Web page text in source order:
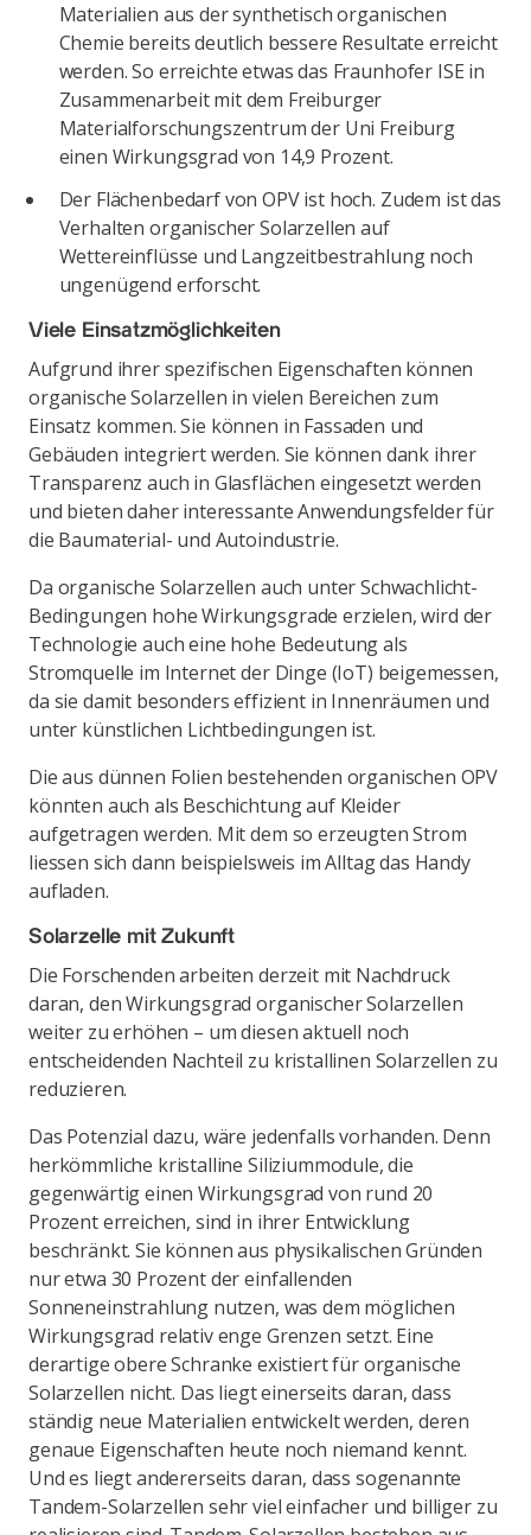
Materialien aus der synthetisch organischen
Chemie bereits deutlich bessere Resultate erreicht
werden. So erreichte etwas das Fraunhofer ISE in
Zusammenarbeit mit dem Freiburger
Materialforschungszentrum der Uni Freiburg
einen Wirkungsgrad von 14,9 Prozent.
Der Flächenbedarf von OPV ist hoch. Zudem ist das
Verhalten organischer Solarzellen auf
Wettereinflüsse und Langzeitbestrahlung noch
ungenügend erforscht.
Viele Einsatzmöglichkeiten
Aufgrund ihrer spezifischen Eigenschaften können
organische Solarzellen in vielen Bereichen zum
Einsatz kommen. Sie können in Fassaden und
Gebäuden integriert werden. Sie können dank ihrer
Transparenz auch in Glasflächen eingesetzt werden
und bieten daher interessante Anwendungsfelder für
die Baumaterial- und Autoindustrie.
Da organische Solarzellen auch unter Schwachlicht-
Bedingungen hohe Wirkungsgrade erzielen, wird der
Technologie auch eine hohe Bedeutung als
Stromquelle im Internet der Dinge (IoT) beigemessen,
da sie damit besonders effizient in Innenräumen und
unter künstlichen Lichtbedingungen ist.
Die aus dünnen Folien bestehenden organischen OPV
könnten auch als Beschichtung auf Kleider
aufgetragen werden. Mit dem so erzeugten Strom
liessen sich dann beispielsweis im Alltag das Handy
aufladen.
Solarzelle mit Zukunft
Die Forschenden arbeiten derzeit mit Nachdruck
daran, den Wirkungsgrad organischer Solarzellen
weiter zu erhöhen – um diesen aktuell noch
entscheidenden Nachteil zu kristallinen Solarzellen zu
reduzieren.
Das Potenzial dazu, wäre jedenfalls vorhanden. Denn
herkömmliche kristalline Siliziummodule, die
gegenwärtig einen Wirkungsgrad von rund 20
Prozent erreichen, sind in ihrer Entwicklung
beschränkt. Sie können aus physikalischen Gründen
nur etwa 30 Prozent der einfallenden
Sonneneinstrahlung nutzen, was dem möglichen
Wirkungsgrad relativ enge Grenzen setzt. Eine
derartige obere Schranke existiert für organische
Solarzellen nicht. Das liegt einerseits daran, dass
ständig neue Materialien entwickelt werden, deren
genaue Eigenschaften heute noch niemand kennt.
Und es liegt andererseits daran, dass sogenannte
Tandem-Solarzellen sehr viel einfacher und billiger zu